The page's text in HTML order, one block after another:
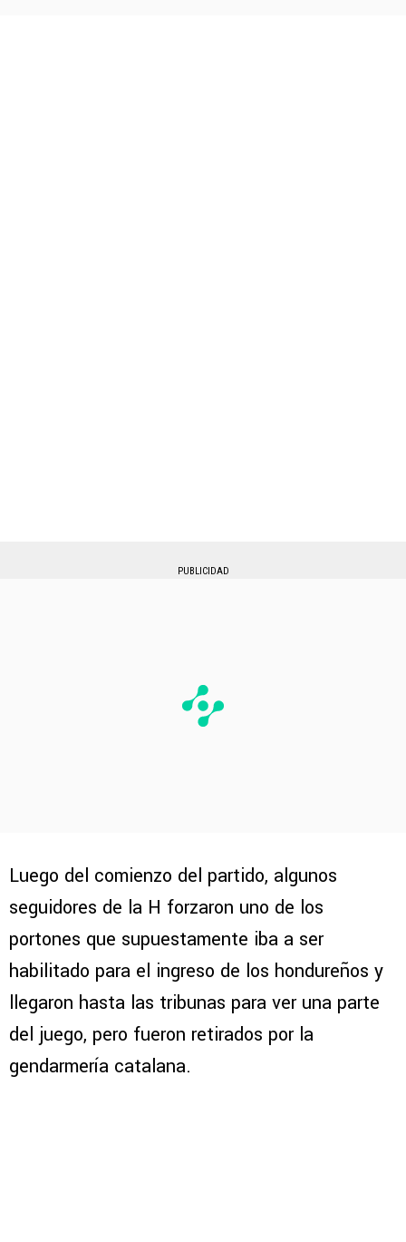
PUBLICIDAD
Luego del comienzo del partido, algunos
seguidores de la H forzaron uno de los
portones que supuestamente iba a ser
habilitado para el ingreso de los hondureños y
llegaron hasta las tribunas para ver una parte
del juego, pero fueron retirados por la
gendarmería catalana.